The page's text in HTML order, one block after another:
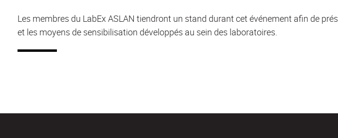
Les membres du LabEx ASLAN tiendront un stand durant cet événement afin de
et les moyens de sensibilisation développés au sein des laboratoires.